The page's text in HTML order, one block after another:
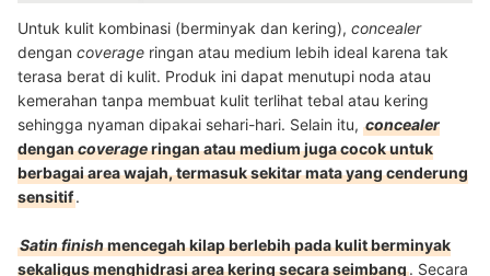
Untuk kulit kombinasi (berminyak dan kering), concealer
dengan coverage ringan atau medium lebih ideal karena tak
terasa berat di kulit. Produk ini dapat menutupi noda atau
kemerahan tanpa membuat kulit terlihat tebal atau kering
sehingga nyaman dipakai sehari-hari. Selain itu, concealer
dengancoverageringan atau medium juga cocok untuk
berbagai area wajah, termasuk sekitar mata yang cenderung
sensitif.
Satin finishmencegah kilap berlebih pada kulit berminyak
sekaligus menghidrasi area kering secara seimbang. Secara